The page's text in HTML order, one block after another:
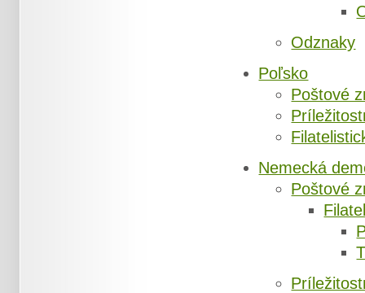
Odznaky
Poľsko
Poštové
Nemecká
Poštové